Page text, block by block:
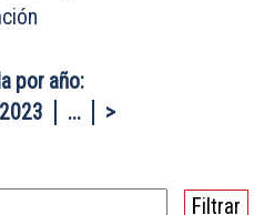
por año:
2023 ... >